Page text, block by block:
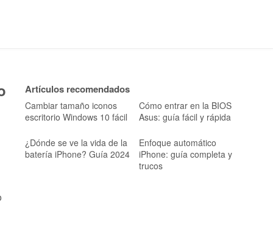
Artículos recomendados
Cambiar tamaño iconos
escritorio Windows 10 fácil
Cómo entrar en la BIOS
Asus: guía fácil y rápida
¿Dónde se ve la vida de la
batería iPhone? Guía 2024
Enfoque automático
iPhone: guía completa y
trucos